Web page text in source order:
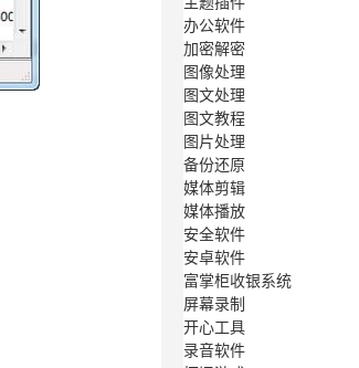
办公软件
加密解密
图像处理
图文处理
图文教程
图片处理
备份还原
媒体剪辑
媒体播放
安全软件
安卓软件
富掌柜收银系统
屏幕录制
开心工具
录音软件